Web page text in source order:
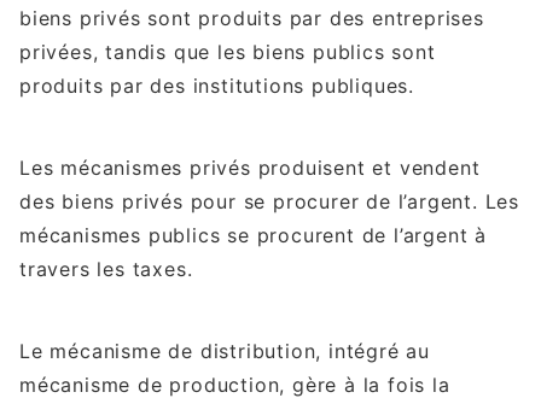
biens privés sont produits par des entreprises
privées, tandis que les biens publics sont
produits par des institutions publiques.
Les mécanismes privés produisent et vendent
des biens privés pour se procurer de l’argent. Les
mécanismes publics se procurent de l’argent à
travers les taxes.
Le mécanisme de distribution, intégré au
mécanisme de production, gère à la fois la